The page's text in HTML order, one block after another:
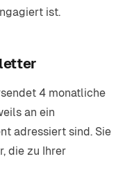
ist.
4 monatliche
an ein
adressiert sind. Sie
die zu Ihrer